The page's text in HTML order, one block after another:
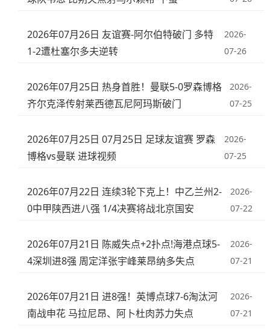
2026年07月26日 友谊赛-阿尔伯特破门 多特
1-2遭杜塞尔多夫逆转
2026-
07-26
2026年07月25日 热身首胜！曼联5-0罗森博格
齐尔克泽传射莱西德瓦尼阿玛斯破门
2026-
07-25
2026年07月25日 07月25日 足球友谊赛 罗森
博格vs曼联 进球视频
2026-
07-25
2026年07月22日 连续3轮下克上！中乙兰州2-
0中甲陕西进八强 1/4决赛将战北京国安
2026-
07-22
2026年07月21日 陈威失点+2扑点!海港点球5-
4深圳进8强 周定洋张宇峰莱昂纳多失点
2026-
07-21
2026年07月21日 进8强！英博点球7-6淘汰河
南战申花 马拉尼昂、阿卜杜肉苏力失点
2026-
07-21